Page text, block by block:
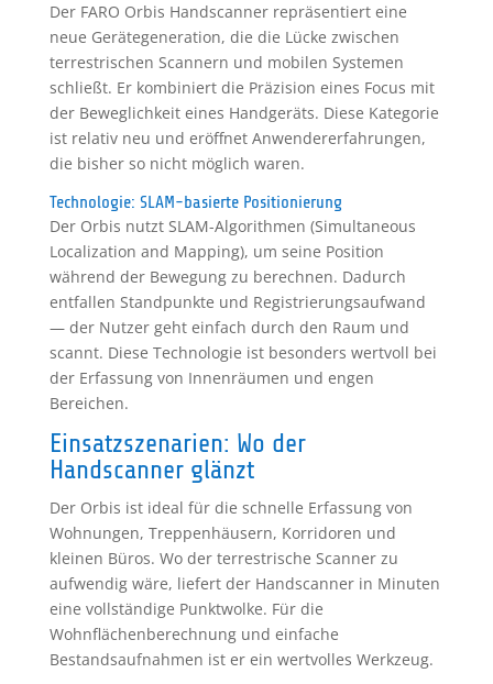
Der FARO Orbis Handscanner repräsentiert eine
neue Gerätegeneration, die die Lücke zwischen
terrestrischen Scannern und mobilen Systemen
schließt. Er kombiniert die Präzision eines Focus mit
der Beweglichkeit eines Handgeräts. Diese Kategorie
ist relativ neu und eröffnet Anwendererfahrungen,
die bisher so nicht möglich waren.
Technologie: SLAM-basierte Positionierung
Der Orbis nutzt SLAM-Algorithmen (Simultaneous
Localization and Mapping), um seine Position
während der Bewegung zu berechnen. Dadurch
entfallen Standpunkte und Registrierungsaufwand
— der Nutzer geht einfach durch den Raum und
scannt. Diese Technologie ist besonders wertvoll bei
der Erfassung von Innenräumen und engen
Bereichen.
Einsatzszenarien: Wo der
Handscanner glänzt
Der Orbis ist ideal für die schnelle Erfassung von
Wohnungen, Treppenhäusern, Korridoren und
kleinen Büros. Wo der terrestrische Scanner zu
aufwendig wäre, liefert der Handscanner in Minuten
eine vollständige Punktwolke. Für die
Wohnflächenberechnung und einfache
Bestandsaufnahmen ist er ein wertvolles Werkzeug.